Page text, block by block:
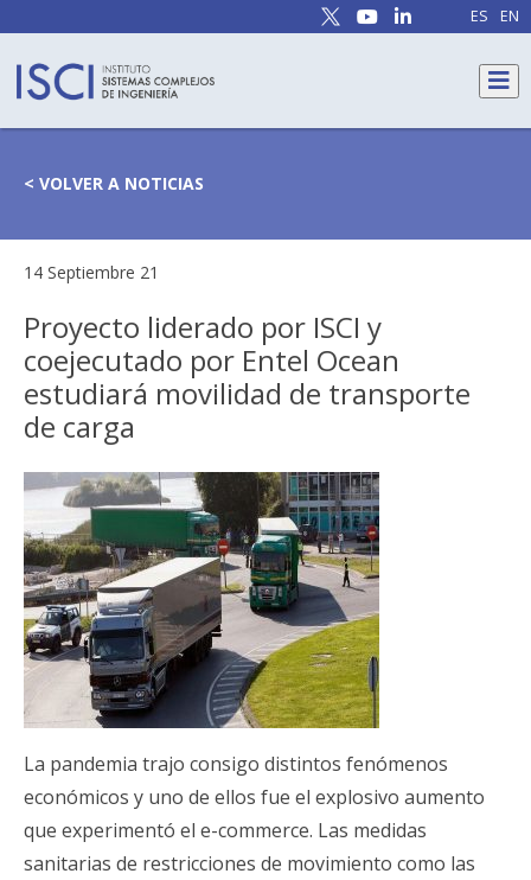
ES EN
< VOLVER A NOTICIAS
14 Septiembre 21
Proyecto liderado por ISCI y
coejecutado por Entel Ocean
estudiará movilidad de transporte
de carga
La pandemia trajo consigo distintos fenómenos
económicos y uno de ellos fue el explosivo aumento
que experimentó el e-commerce. Las medidas
sanitarias de restricciones de movimiento como las